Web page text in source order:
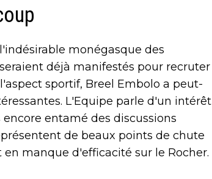
monégasque des
déjà manifestés pour recruter
sportif, Breel Embolo a peut-
L'Equipe parle d'un intérêt
entamé des discussions
de beaux points de chute
manque d'efficacité sur le Rocher.